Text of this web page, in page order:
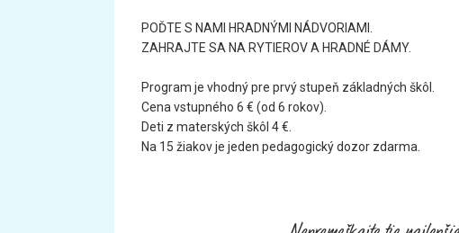
POĎTE S NAMI HRADNÝMI NÁDVORIAMI.
ZAHRAJTE SA NA RYTIEROV A HRADNÉ DÁMY.
Program je vhodný pre prvý stupeň základných škôl.
Cena vstupného 6 € (od 6 rokov).
Deti z materských škôl 4 €.
Na 15 žiakov je jeden pedagogický dozor zdarma.